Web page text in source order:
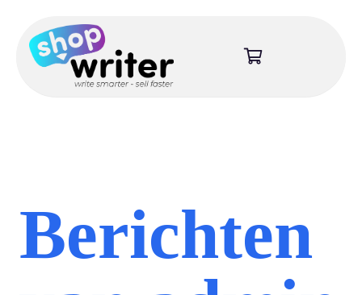
Berichten